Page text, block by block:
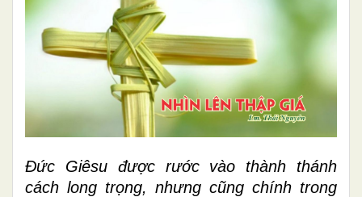
Ðức Giêsu được rước vào thành thánh
cách long trọng, nhưng cũng chính trong